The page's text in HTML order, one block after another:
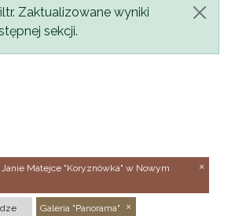
Zaktualizowane wyniki
sekcji.
Matejce "Koryznówka" w Nowym
Galeria "Panorama"